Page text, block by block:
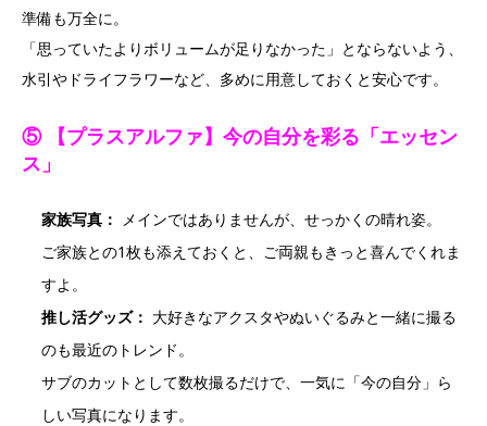
準備も万全に。
「思っていたよりボリュームが足りなかった」とならないよう、
水引やドライフラワーなど、多めに用意しておくと安心です。
⑤ 【プラスアルファ】今の自分を彩る「エッセン
ス」
家族写真：
メインではありませんが、せっかくの晴れ姿。
ご家族との1枚も添えておくと、ご両親もきっと喜んでくれま
すよ。
推し活グッズ： 大好きなアクスタやぬいぐるみと一緒に撮る
のも最近のトレンド。
サブのカットとして数枚撮るだけで、一気に「今の自分」ら
しい写真になります。